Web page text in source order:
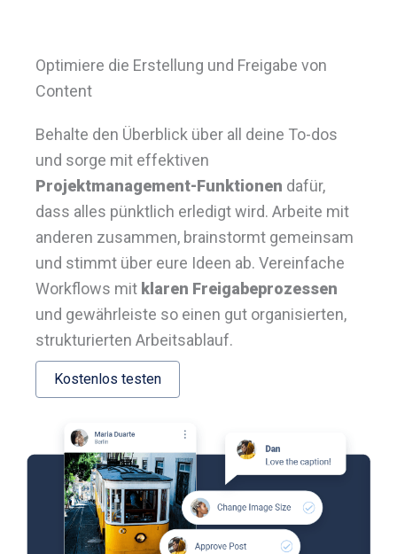
Optimiere die Erstellung und Freigabe von
Content
Behalte den Überblick über all deine To-dos
und sorge mit effektiven
Projektmanagement-Funktionen dafür,
dass alles pünktlich erledigt wird. Arbeite mit
anderen zusammen, brainstormt gemeinsam
und stimmt über eure Ideen ab. Vereinfache
Workflows mit klaren Freigabeprozessen
und gewährleiste so einen gut organisierten,
strukturierten Arbeitsablauf.
Kostenlos testen